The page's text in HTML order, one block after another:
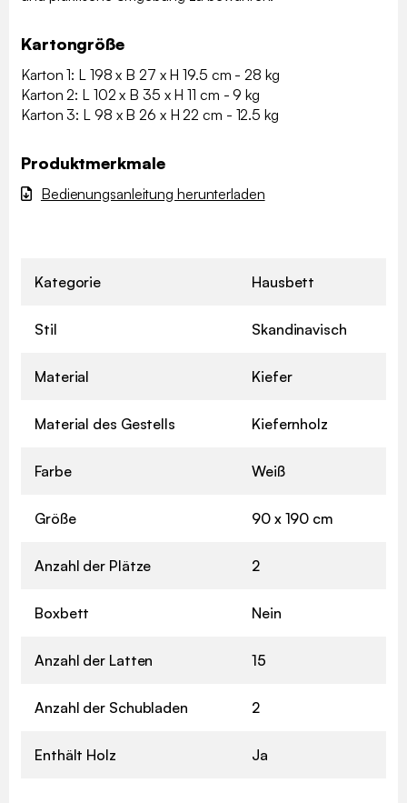
Kartongröße
Karton 1: L 198 x B 27 x H 19.5 cm - 28 kg
Karton 2: L 102 x B 35 x H 11 cm - 9 kg
Karton 3: L 98 x B 26 x H 22 cm - 12.5 kg
Produktmerkmale
Bedienungsanleitung herunterladen
Kategorie Hausbett
Stil Skandinavisch
Material Kiefer
Material des Gestells Kiefernholz
Farbe Weiß
Größe 90 x 190 cm
Anzahl der Plätze 2
Boxbett Nein
Anzahl der Latten 15
Anzahl der Schubladen 2
Enthält Holz Ja